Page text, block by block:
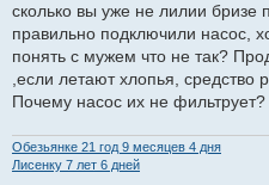
сколько вы уже не лилии
правильно подключили насос,
понять с мужем что не так?
,если летают хлопья, средство
Почему насос их не фильтрует?
Обезьянке 21 год 9 месяцев 4 дня
Лисенку 7 лет 6 дней